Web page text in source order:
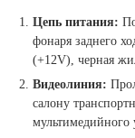
Цепь питания:
фонаря заднего
(+12V), черная
Видеолиния:
салону
мультимедийного